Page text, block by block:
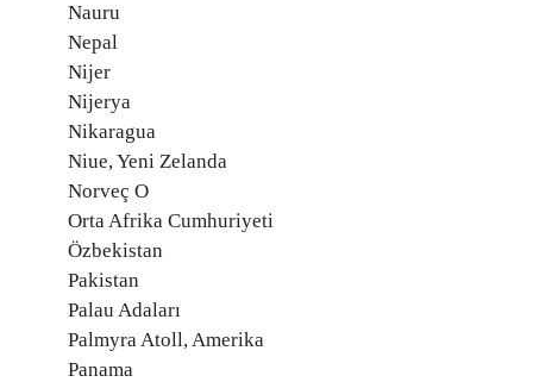
Nauru
Nepal
Nijer
Nijerya
Nikaragua
Niue, Yeni Zelanda
Norveç O
Orta Afrika Cumhuriyeti
Özbekistan
Pakistan
Palau Adaları
Palmyra Atoll, Amerika
Panama